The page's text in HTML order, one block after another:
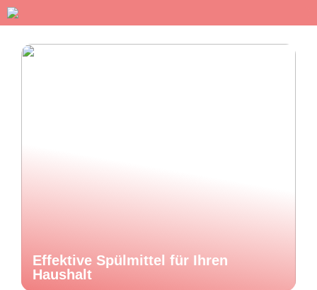
Effektive Spülmittel für Ihren
Haushalt